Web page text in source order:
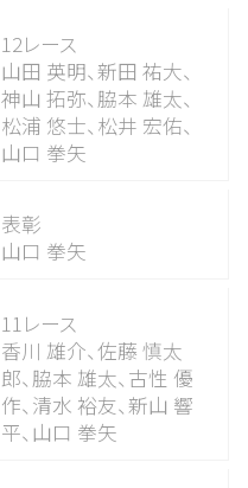
12レース
山田 英明、 新田 祐大、
神山 拓弥、 脇本 雄太、
松浦 悠士、 松井 宏佑、
山口 拳矢
表彰
山口 拳矢
11レース
香川 雄介、佐藤 慎太
郎、 脇本 雄太、 古性 優
作、 清水 裕友、 新山 響
平、 山口 拳矢